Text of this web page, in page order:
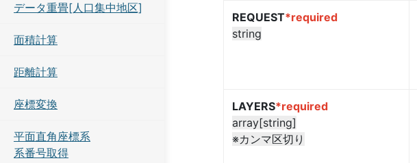
データ重畳[人口集中地区]
面積計算
距離計算
座標変換
平面直角座標系
系番号取得
REQUEST*required
string
LAYERS*required
array[string]
※カンマ区切り